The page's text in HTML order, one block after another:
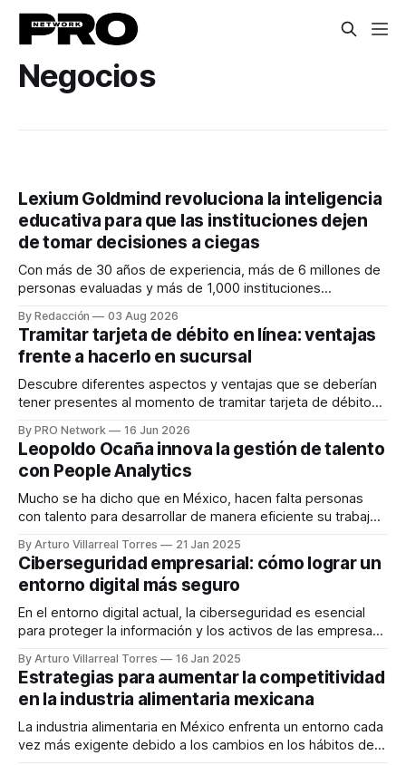
Negocios
Lexium Goldmind revoluciona la inteligencia
educativa para que las instituciones dejen
de tomar decisiones a ciegas
Con más de 30 años de experiencia, más de 6 millones de
personas evaluadas y más de 1,000 instituciones
generación de inteligencia educativa que combina analítica
de datos, inteligencia artificial, diagnosticos y evaluaciones
para transformar la forma en que las instituciones
entienden, acompañan
By Redacción 03 Aug 2026
Tramitar tarjeta de débito en línea: ventajas
frente a hacerlo en sucursal
Descubre diferentes aspectos y ventajas que se deberían
tener presentes al momento de tramitar tarjeta de débito
By PRO Network 16 Jun 2026
Leopoldo Ocaña innova la gestión de talento
con People Analytics
Mucho se ha dicho que en México, hacen falta personas
con talento para desarrollar de manera eficiente su trabajo.
que el talento existe pero el problema real es que este
talento no se sabe identificar. Leopoldo Ocaña, CEO de
By Arturo Villarreal Torres 21 Jan 2025
Ciberseguridad empresarial: cómo lograr un
entorno digital más seguro
En el entorno digital actual, la ciberseguridad es esencial
para proteger la información y los activos de las empresas.
datos valiosos de las organizaciones están
constantemente en riesgo. Implementar estrategias de
seguridad adecuadas ayuda a mitigar amenazas y
garantizar la continuidad
By Arturo Villarreal Torres 16 Jan 2025
Estrategias para aumentar la competitividad
en la industria alimentaria mexicana
La industria alimentaria en México enfrenta un entorno cada
vez más exigente debido a los cambios en los hábitos de